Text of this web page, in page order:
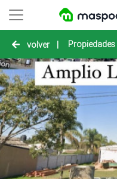
volver |